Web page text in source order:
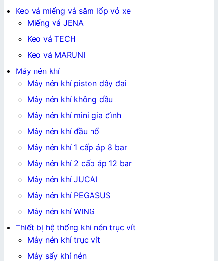
Keo vá miếng vá săm lốp vỏ xe
Miếng vá JENA
Keo vá TECH
Keo vá MARUNI
Máy nén khí
Máy nén khí piston dây đai
Máy nén khí không dầu
Máy nén khí mini gia đình
Máy nén khí đầu nổ
Máy nén khí 1 cấp áp 8 bar
Máy nén khí 2 cấp áp 12 bar
Máy nén khí JUCAI
Máy nén khí PEGASUS
Máy nén khí WING
Thiết bị hệ thống khí nén trục vít
Máy nén khí trục vít
Máy sấy khí nén